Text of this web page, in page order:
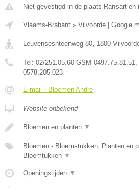
Niet gevestigd in de plaats Ransart en
Vlaams-Brabant » Vilvoorde Google
Leuvensesnteenweg 80, 1800
Tel: 02/251.05.60 GSM 0497.75.81.51,
0578.205.023
E-mail › Bloemen André
Website onbekend
Bloemen en planten ▼
Bloemen - Bloemstukken, Planten en
Bloemtukken ▼
Openingstijden ▼